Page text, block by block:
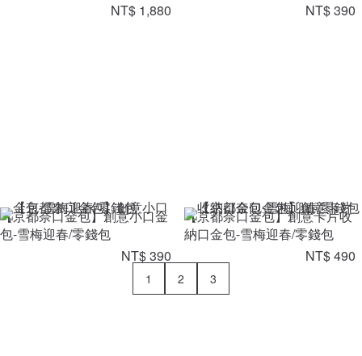
NT$ 1,880
NT$ 390
【京都奈口金包】創意小口金
包-雪梅迎春/零錢包
NT$ 390
【京都奈口金包】創意卡片收
納口金包-雪梅迎春/零錢包
NT$ 490
1 2 3